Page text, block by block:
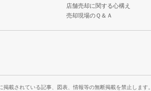
店舗売却に関する心構え
売却現場のＱ＆Ａ
掲載されている記事、図表、情報等の無断掲載を禁止します。